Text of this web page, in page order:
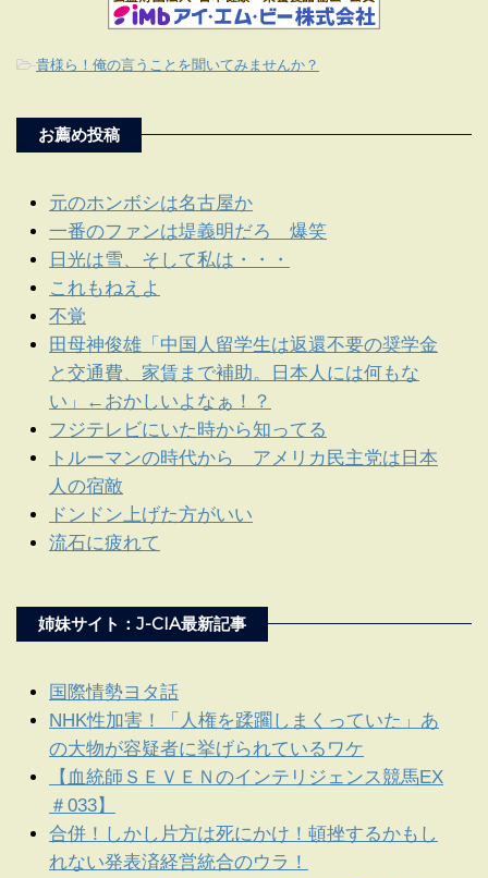
-貴様ら！俺の言うことを聞いてみませんか？
お薦め投稿
元のホンボシは名古屋か
一番のファンは堤義明だろ 爆笑
日光は雪、そして私は・・・
これもねえよ
不覚
田母神俊雄「中国人留学生は返還不要の奨学金
と交通費、家賃まで補助。日本人には何もな
い」←おかしいよなぁ！？
フジテレビにいた時から知ってる
トルーマンの時代から アメリカ民主党は日本
人の宿敵
ドンドン上げた方がいい
流石に疲れて
姉妹サイト：J-CIA最新記事
国際情勢ヨタ話
NHK性加害！「人権を蹂躙しまくっていた」あ
の大物が容疑者に挙げられているワケ
【血統師ＳＥＶＥＮのインテリジェンス競馬EX
＃033】
合併！しかし片方は死にかけ！頓挫するかもし
れない発表済経営統合のウラ！